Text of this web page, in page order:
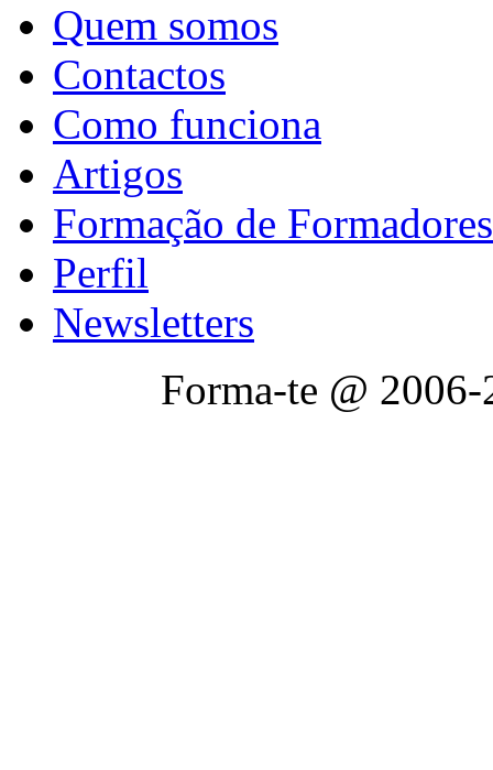
Quem somos
Contactos
Como funciona
Artigos
Formação de Formadores
Perfil
Newsletters
Forma-te @